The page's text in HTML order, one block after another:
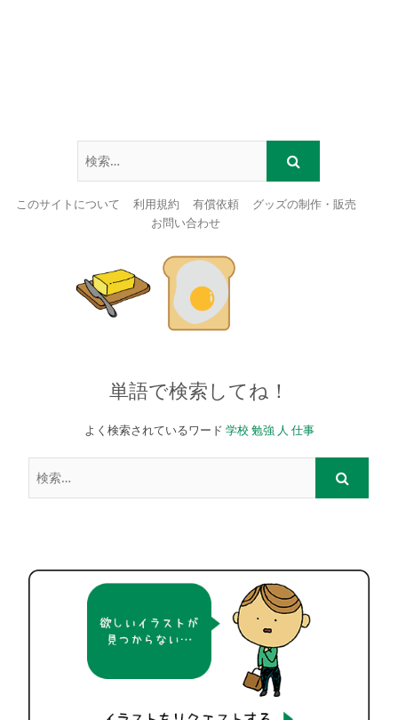
このサイトについて 利用規約 有償依頼
グッズの制作・販売
お問い合わせ
content
単語で検索してね！
よく検索されているワード 学校 勉強 人 仕事